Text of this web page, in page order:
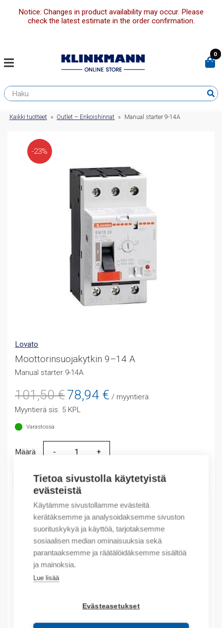
Tietoa sivustolla käytetyistä
evästeistä
Käytämme sivustollamme evästeitä
kerätäksemme ja analysoidaksemme sivuston
suorituskykyä ja käyttöä, tarjotaksemme
sosiaalisen median ominaisuuksia sekä
parantaaksemme ja räätälöidäksemme sisältöä
ja mainoksia.
Lue lisää
Evästeasetukset
Notice: Changes in product availability may occur. Please
check the latest estimate in the order confirmation.
0
Kaikki tuotteet » Outlet – Erikoishinnat » Manual starter 9-14A
-23%
Lovato
Moottorinsuojakytkin 9–14 A
Manual starter 9-14A
101,50€ Alkuperäinen
hinta
oli:
78,94 € hinta
/ myyntierä
Myyntierä sis. 5 KPL
Varastossa
Määrä
Määrä
LISÄÄ OSTOSKORIIN
Tuotekoodit
Tilauskoodi: 11SM1B40
Valmistajan tuotenumero: 11SM1B40